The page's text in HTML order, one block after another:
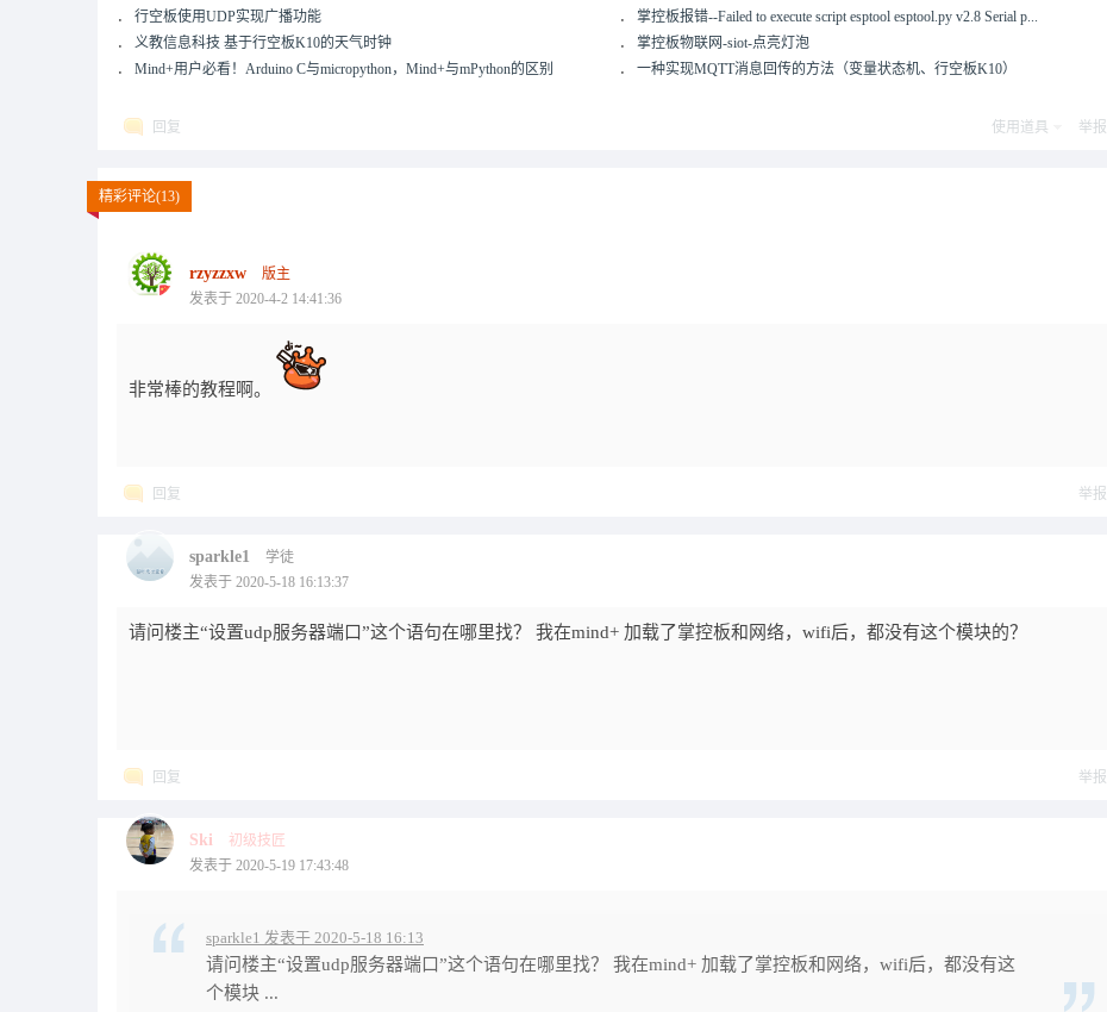
． 行空板使用UDP实现广播功能 ． 掌控板报错--Failed to execute script esptool esptool.py v2.8 Serial p...
． 义教信息科技 基于行空板K10的天气时钟 ． 掌控板物联网-siot-点亮灯泡
． Mind+用户必看！Arduino C与micropython，Mind+与mPython的区别 ． 一种实现MQTT消息回传的方法（变量状态机、行空板K10）
回复 使用道具 举报
精彩评论(13)
rzyzzxw
版主
发表于 2020-4-2 14:41:36
非常棒的教程啊。
回复 举报
sparkle1
学徒
发表于 2020-5-18 16:13:37
请问楼主“设置udp服务器端口”这个语句在哪里找？ 我在mind+ 加载了掌控板和网络，wifi后，都没有这个模块的？
回复 举报
Ski
初级技匠
发表于 2020-5-19 17:43:48
sparkle1 发表于 2020-5-18 16:13
请问楼主“设置udp服务器端口”这个语句在哪里找？ 我在mind+ 加载了掌控板和网络，wifi后，都没有这
个模块 ...